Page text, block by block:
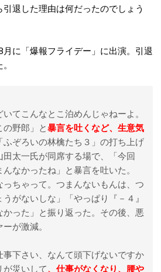
退した理由は何だったのでしょう
に「爆報フライデー」に出演。引退
てこんなとこ泊めんじゃねーよ。
野郎」と暴言を吐くなど、生意気
ふぞろいの林檎たち３」の打ち上げ
太一氏が同席する場で、「今回
んなかったね」と暴言を吐いた。
っちゃって。つまんないもんは、つ
がないしな」「やっぱり『－４』
った」と振り返った。その後、悪
が激減。
事下さい、なんて頭下げないですか
が災いして、仕事がなくなり、腰や